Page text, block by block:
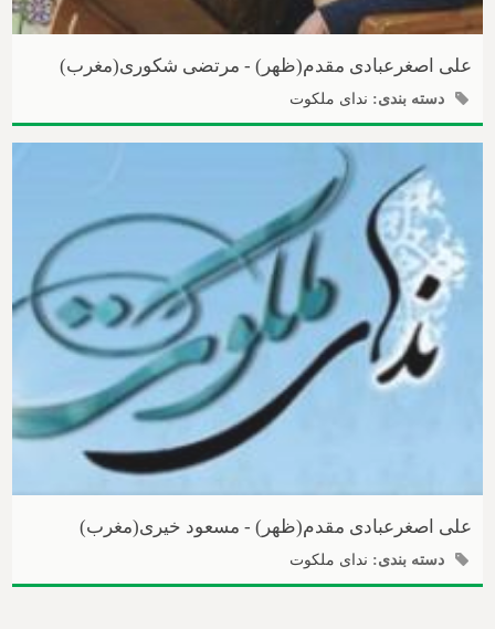
علی اصغرعبادی مقدم(ظهر) - مرتضی شکوری(مغرب)
دسته بندی: ندای ملکوت
علی اصغرعبادی مقدم(ظهر) - مسعود خیری(مغرب)
دسته بندی: ندای ملکوت